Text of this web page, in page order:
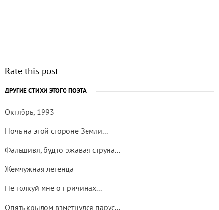
Rate this post
ДРУГИЕ СТИХИ ЭТОГО ПОЭТА
Октябрь, 1993
Ночь на этой стороне Земли...
Фальшивя, будто ржавая струна...
Жемчужная легенда
Не толкуй мне о причинах...
Опять крылом взметнулся парус...